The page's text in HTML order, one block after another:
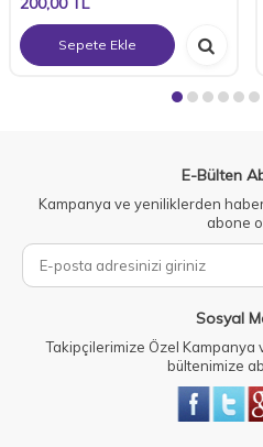
Sepete Ekle
E-Bülten
Kampanya ve yeniliklerden
abone
Sosyal
Takipçilerimize Özel Kampanya
bültenimize